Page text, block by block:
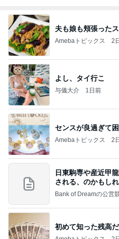
夫も娘も頬張った
Amebaトピックス 2
よし、タイ行こ
与儀大介 1日前
センスが良過ぎて
Amebaトピックス 2
日東駒専や産近甲
される、のかもしれ
Bank of Dreamの公営
初めて知った残高